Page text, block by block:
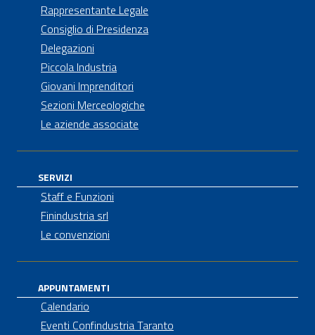
Rappresentante Legale
Consiglio di Presidenza
Delegazioni
Piccola Industria
Giovani Imprenditori
Sezioni Merceologiche
Le aziende associate
SERVIZI
Staff e Funzioni
Finindustria srl
Le convenzioni
APPUNTAMENTI
Calendario
Eventi Confindustria Taranto